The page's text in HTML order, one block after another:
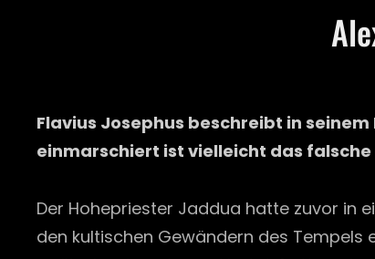
Flavius Josephus beschreibt in
einmarschiert ist vielleicht das
Der Hohepriester Jaddua hatte zuvor in
den kultischen Gewändern des Tempels